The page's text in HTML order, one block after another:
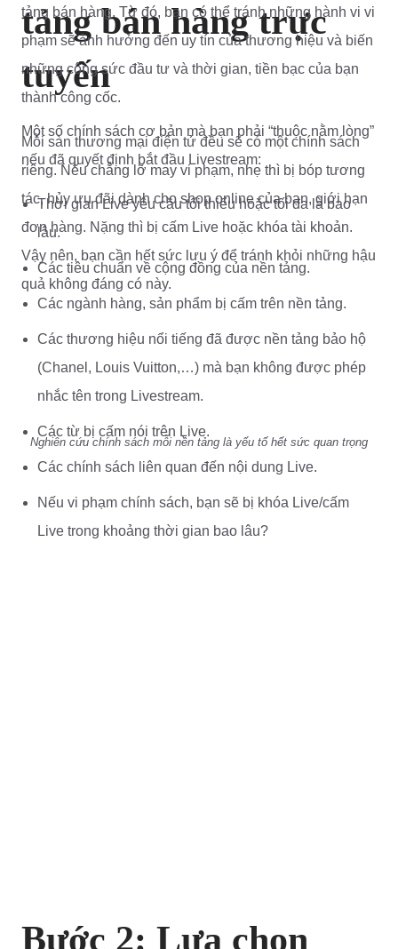
tảng bán hàng trực
tuyến
tảng bán hàng. Từ đó, bạn có thể tránh những hành vi vi
phạm sẽ ảnh hưởng đến uy tín của thương hiệu và biến
những công sức đầu tư và thời gian, tiền bạc của bạn
thành công cốc.
Mỗi sàn thương mại điện tử đều sẽ có một chính sách
riêng. Nếu chẳng lỡ may vi phạm, nhẹ thì bị bóp tương
tác, hủy ưu đãi dành cho shop online của bạn, giới hạn
đơn hàng. Nặng thì bị cấm Live hoặc khóa tài khoản.
Vậy nên, bạn cần hết sức lưu ý để tránh khỏi những hậu
quả không đáng có này.
Một số chính sách cơ bản mà bạn phải “thuộc nằm lòng”
nếu đã quyết định bắt đầu Livestream:
Thời gian Live yêu cầu tối thiểu hoặc tối đa là bao
lâu.
Các tiêu chuẩn về cộng đồng của nền tảng.
Các ngành hàng, sản phẩm bị cấm trên nền tảng.
Các thương hiệu nổi tiếng đã được nền tảng bảo hộ
(Chanel, Louis Vuitton,…) mà bạn không được phép
nhắc tên trong Livestream.
Các từ bị cấm nói trên Live.
Các chính sách liên quan đến nội dung Live.
Nếu vi phạm chính sách, bạn sẽ bị khóa Live/cấm
Live trong khoảng thời gian bao lâu?
Nghiên cứu chính sách mỗi nền tảng là yếu tố hết sức quan trọng
Bước 2: Lựa chọn